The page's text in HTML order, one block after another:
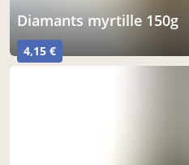
diamants myrtille 150g
4,15 €